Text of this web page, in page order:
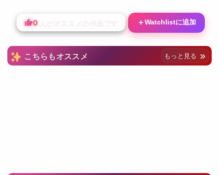
0 人がオススメの作品です ＋Watchlistに追加
こちらもオススメ もっと見る